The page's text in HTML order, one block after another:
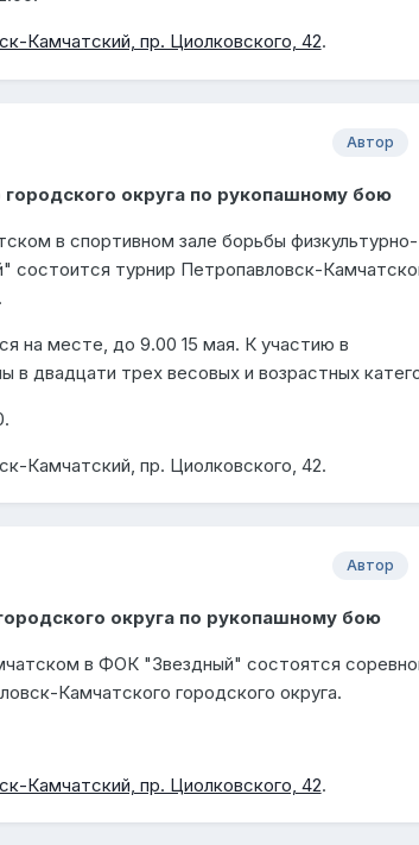
Камчатский, пр. Циолковского, 42.
Автор
округа по рукопашному бою
в спортивном зале борьбы физкультурно-
состоится турнир Петропавловск-
на месте, до 9.00 15 мая. К участию в
в двадцати трех весовых и возрастных
Камчатский, пр. Циолковского, 42.
Автор
округа по рукопашному бою
в ФОК "Звездный" состоятся
Камчатского городского округа.
Камчатский, пр. Циолковского, 42.